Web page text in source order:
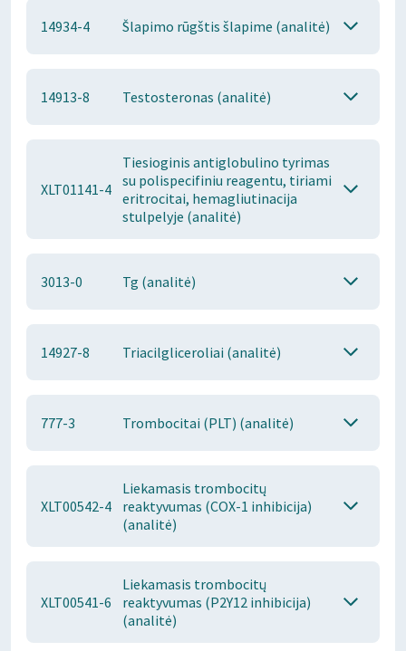
14934-4 Šlapimo rūgštis šlapime (analitė)
14913-8 Testosteronas (analitė)
XLT01141-4
Tiesioginis antiglobulino tyrimas
su polispecifiniu reagentu, tiriami
eritrocitai, hemagliutinacija
stulpelyje (analitė)
3013-0 Tg (analitė)
14927-8 Triacilgliceroliai (analitė)
777-3 Trombocitai (PLT) (analitė)
XLT00542-4
Liekamasis trombocitų
reaktyvumas (COX-1 inhibicija)
(analitė)
XLT00541-6
Liekamasis trombocitų
reaktyvumas (P2Y12 inhibicija)
(analitė)